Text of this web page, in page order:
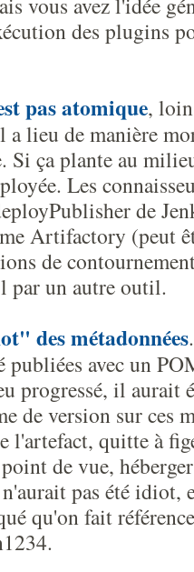
des plugins
pas atomique,
a lieu de manière
ça plante au
Les
de
Artifactory (peut
de
par un autre outil.
des métadonnées
publiées avec un
progressé, il aurait
de version sur ces
l'artefact, quitte à
de vue,
pas été idiot,
qu'on fait